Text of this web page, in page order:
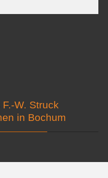
W. Struck
in Bochum